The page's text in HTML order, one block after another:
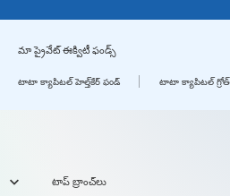
మా ప్రైవేట్ ఈక్విటీ ఫండ్స్
టాటా క్యాపిటల్ హెల్త్‌కేర్ ఫండ్ టాటా క్యాపిటల్
టాప్ బ్రాంచ్‌లు